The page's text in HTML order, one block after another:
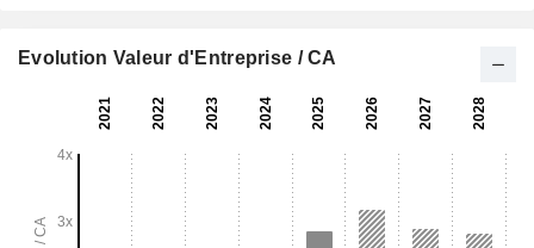
Evolution Valeur d'Entreprise / CA